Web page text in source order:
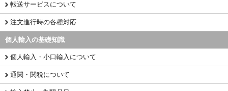
転送サービスについて
注文進行時の各種対応
個人輸入の基礎知識
個人輸入・小口輸入について
通関・関税について